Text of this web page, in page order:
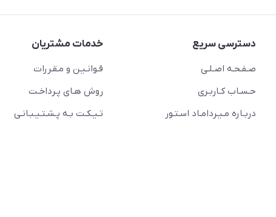
دسترسی سریع
صـفـحـه اصـلـی
حـسـاب کـاربـری
دربـاره مـیـردامـاد اسـتـور
خدمات مشتریان
قـوانـیـن و مـقـررات
روش هـای پـرداخـت
تـیـکـت بـه پـشـتـیـبـانـی